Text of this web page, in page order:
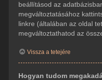
beállításod az
megváltoztatásához
linkre (általában az oldal
megváltoztathatod az
Vissza a tetejére
Hogyan tudom